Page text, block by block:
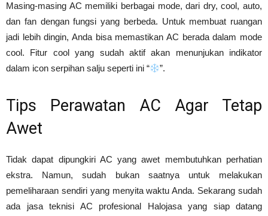
Masing-masing AC memiliki berbagai mode, dari dry, cool, auto,
dan fan dengan fungsi yang berbeda. Untuk membuat ruangan
jadi lebih dingin, Anda bisa memastikan AC berada dalam mode
cool. Fitur cool yang sudah aktif akan menunjukan indikator
dalam icon serpihan salju seperti ini “
”.
Tips Perawatan AC Agar Tetap
Awet
Tidak dapat dipungkiri AC yang awet membutuhkan perhatian
ekstra. Namun, sudah bukan saatnya untuk melakukan
pemeliharaan sendiri yang menyita waktu Anda. Sekarang sudah
ada jasa teknisi AC profesional Halojasa yang siap datang